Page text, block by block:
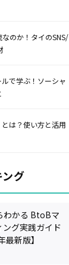
のか！タイのSNS/
で学ぶ！ソーシャ
は？使い方と活用
ング
わかる BtoBマ
ング実践ガイド
最新版】